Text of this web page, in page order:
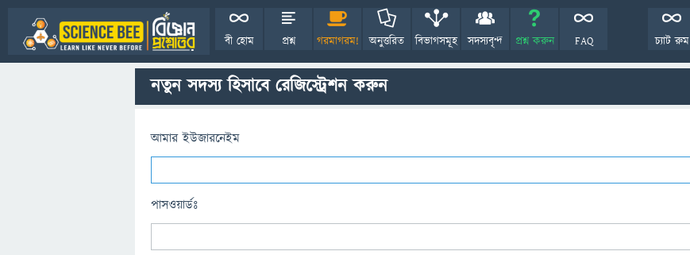
বী হোম প্রশ্ন গরমাগরম! অনুত্তরিত বিভাগসমূহ সদস্যবৃন্দ প্রশ্ন করুন FAQ চ্যাট রুম
নতুন সদস্য হিসাবে রেজিস্ট্রেশন করুন
আমার ইউজারনেইম
পাসওয়ার্ডঃ